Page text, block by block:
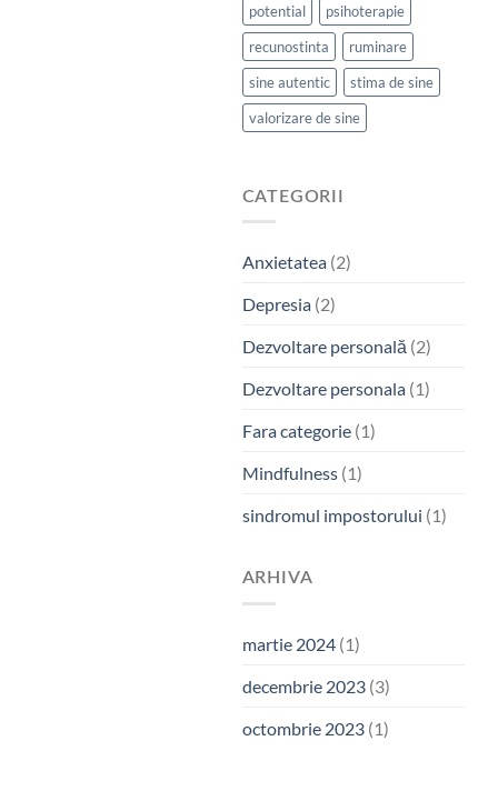
potential
psihoterapie
recunostinta
ruminare
sine autentic
stima de sine
valorizare de sine
CATEGORII
Anxietatea(2)
Depresia(2)
Dezvoltare personală (2)
Dezvoltare personala(1)
Fara categorie(1)
Mindfulness(1)
sindromul impostorului (1)
ARHIVA
martie 2024(1)
decembrie 2023(3)
octombrie 2023(1)